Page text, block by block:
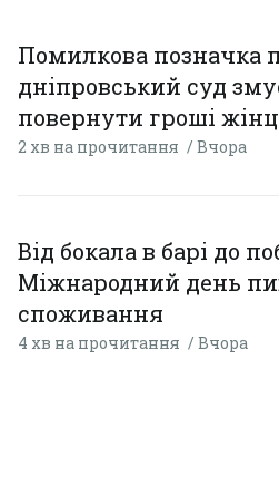
Помилкова позначка
дніпровський суд
повернути гроші
2 хв на прочитання Вчора
Від бокала в барі до
Міжнародний день
споживання
4 хв на прочитання Вчора